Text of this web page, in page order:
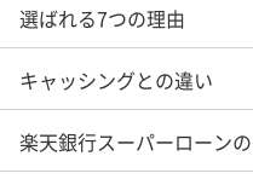
選ばれる7つの理由
キャッシングとの違い
楽天銀行スーパーローン